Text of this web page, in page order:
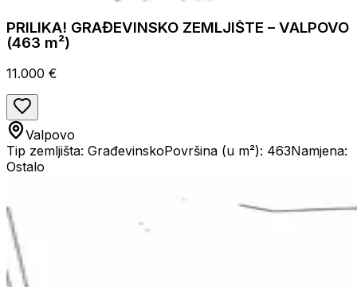
PRILIKA! GRAĐEVINSKO ZEMLJIŠTE – VALPOVO
(463 m²)
11.000 €
Valpovo
Tip zemljišta: GrađevinskoPovršina (u m²): 463Namjena:
Ostalo